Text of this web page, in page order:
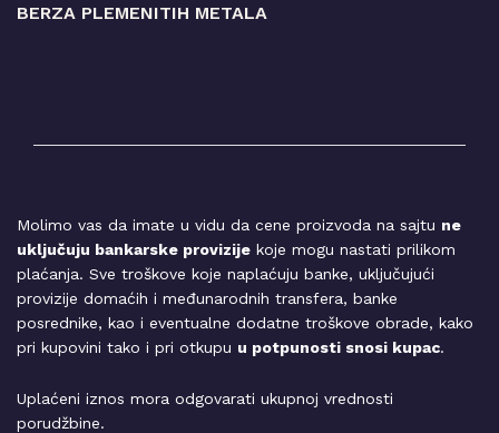
BERZA PLEMENITIH METALA
Molimo vas da imate u vidu da cene proizvoda na sajtu ne
uključuju bankarske provizije koje mogu nastati prilikom
plaćanja. Sve troškove koje naplaćuju banke, uključujući
provizije domaćih i međunarodnih transfera, banke
posrednike, kao i eventualne dodatne troškove obrade, kako
pri kupovini tako i pri otkupu u potpunosti snosi kupac.
Uplaćeni iznos mora odgovarati ukupnoj vrednosti
porudžbine.